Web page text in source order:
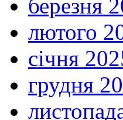
березня
лютого
січня
грудня